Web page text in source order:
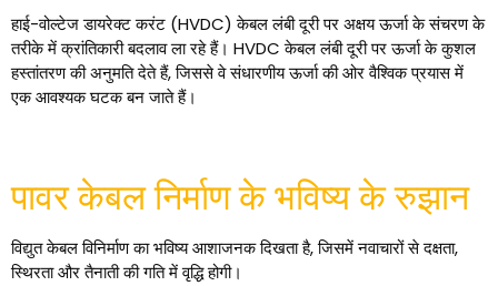
हाई-वोल्टेज डायरेक्ट करंट (HVDC) केबल लंबी दूरी पर अक्षय ऊर्जा के संचरण के
तरीके में क्रांतिकारी बदलाव ला रहे हैं। HVDC केबल लंबी दूरी पर ऊर्जा के कुशल
हस्तांतरण की अनुमति देते हैं, जिससे वे संधारणीय ऊर्जा की ओर वैश्विक प्रयास में
एक आवश्यक घटक बन जाते हैं।
पावर केबल निर्माण के भविष्य के रुझान
विद्युत केबल विनिर्माण का भविष्य आशाजनक दिखता है, जिसमें नवाचारों से दक्षता,
स्थिरता और तैनाती की गति में वृद्धि होगी।